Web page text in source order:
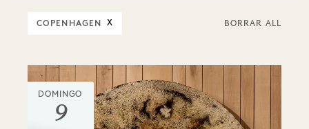
COPENHAGEN X BORRAR ALL
DOMINGO
9